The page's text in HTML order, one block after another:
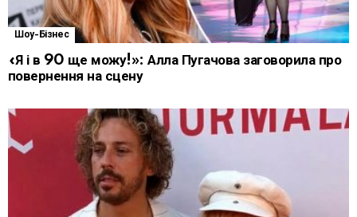
Шоу-Бізнес
«Я і в 90 ще можу!»: Алла Пугачова заговорила про
повернення на сцену